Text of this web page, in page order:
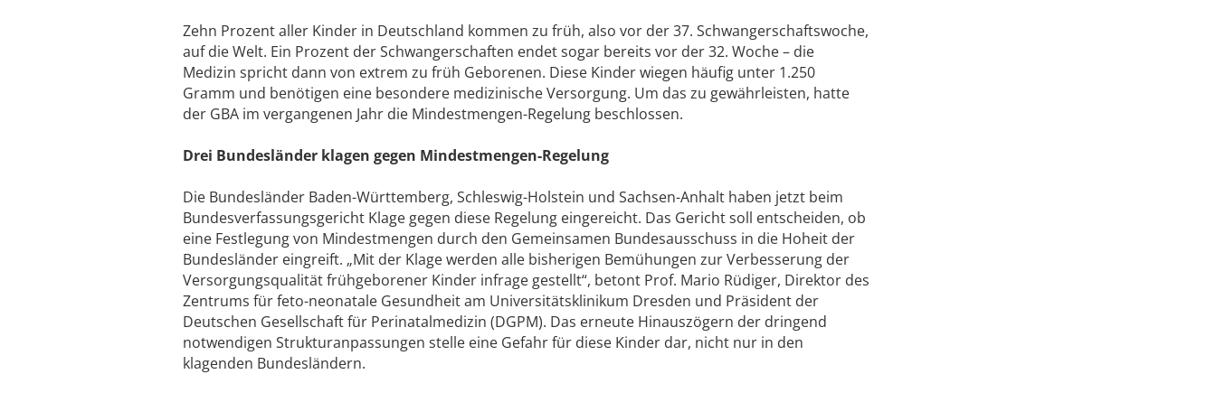
Zehn Prozent aller Kinder in Deutschland kommen zu früh, also vor der 37. Schwangerschaftswoche,
auf die Welt. Ein Prozent der Schwangerschaften endet sogar bereits vor der 32. Woche – die
Medizin spricht dann von extrem zu früh Geborenen. Diese Kinder wiegen häufig unter 1.250
Gramm und benötigen eine besondere medizinische Versorgung. Um das zu gewährleisten, hatte
der GBA im vergangenen Jahr die Mindestmengen-Regelung beschlossen.
Drei Bundesländer klagen gegen Mindestmengen-Regelung
Die Bundesländer Baden-Württemberg, Schleswig-Holstein und Sachsen-Anhalt haben jetzt beim
Bundesverfassungsgericht Klage gegen diese Regelung eingereicht. Das Gericht soll entscheiden, ob
eine Festlegung von Mindestmengen durch den Gemeinsamen Bundesausschuss in die Hoheit der
Bundesländer eingreift. „Mit der Klage werden alle bisherigen Bemühungen zur Verbesserung der
Versorgungsqualität frühgeborener Kinder infrage gestellt“, betont Prof. Mario Rüdiger, Direktor des
Zentrums für feto-neonatale Gesundheit am Universitätsklinikum Dresden und Präsident der
Deutschen Gesellschaft für Perinatalmedizin (DGPM). Das erneute Hinauszögern der dringend
notwendigen Strukturanpassungen stelle eine Gefahr für diese Kinder dar, nicht nur in den
klagenden Bundesländern.